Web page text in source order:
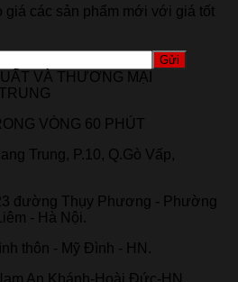
giá các sản phẩm mới với giá tốt
VÀ THƯƠNG MẠI
VÒNG 60 PHÚT
Trung, P.10, Q.Gò Vấp,
đường Thụy Phương - Phường
- Hà Nội.
thôn - Mỹ Đình - HN.
An Khánh-Hoài Đức-HN.